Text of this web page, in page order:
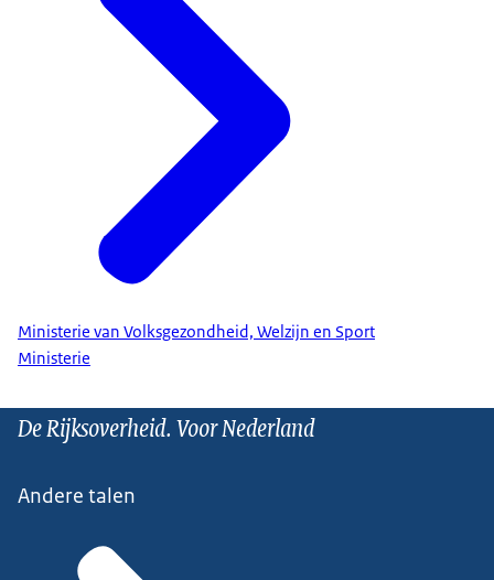
Ministerie van Volksgezondheid, Welzijn en Sport
Ministerie
De Rijksoverheid. Voor Nederland
Andere talen